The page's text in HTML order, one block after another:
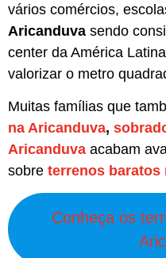
vários comércios,
Aricanduva sendo
center da América
valorizar o metro
Muitas famílias que
na Aricanduva,
Aricanduva acabam
sobre terrenos baratos
Conheça os